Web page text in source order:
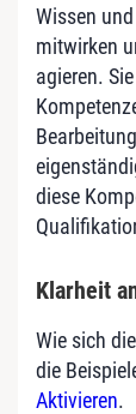
Wissen
mitwirken
agieren.
diese
Klarheit
Wie sich
die
Aktivieren.